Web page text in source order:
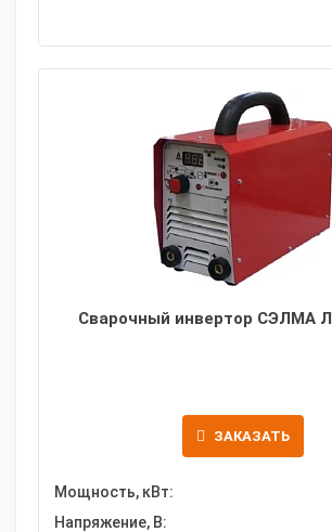
Сварочный инвертор СЭЛМА
ЗАКАЗАТЬ
Мощность, кВт:
Напряжение, В: